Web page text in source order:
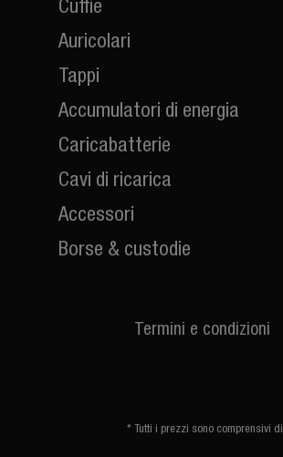
Cuffie
Auricolari
Tappi
Accumulatori di energia
Caricabatterie
Cavi di ricarica
Accessori
Borse & custodie
Termini e condizioni
* Tutti i prezzi sono comprensivi